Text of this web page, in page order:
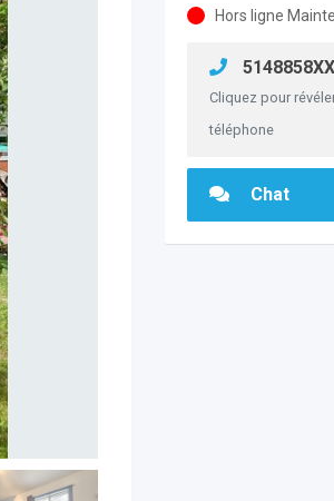
Hors ligne
Cliquez pour
téléphone
Chat